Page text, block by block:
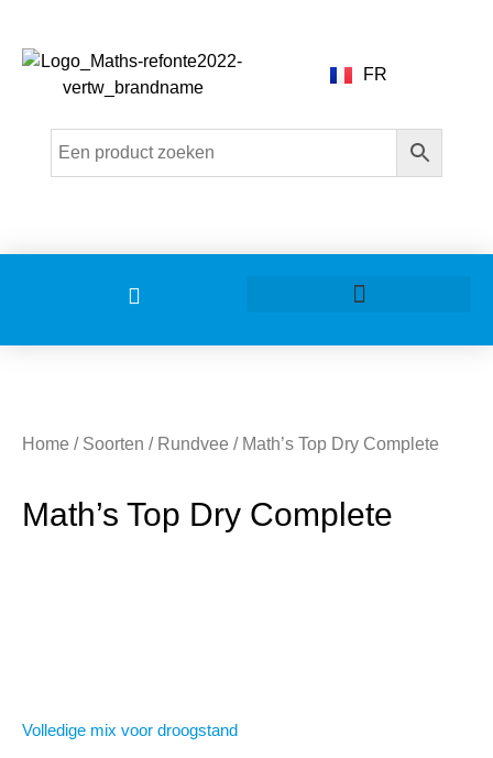
FR
Home / Soorten / Rundvee / Math’s Top Dry Complete
Math’s Top Dry Complete
Volledige mix voor droogstand